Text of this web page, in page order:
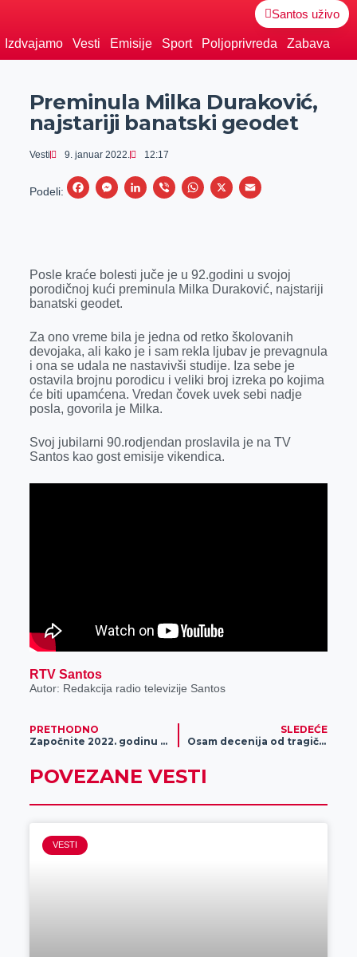
Santos uživo
Izdvajamo Vesti Emisije Sport Poljoprivreda Zabava
Preminula Milka Duraković,
najstariji banatski geodet
Vesti 9. januar 2022. 12:17
Podeli:
F
b
o
k
M
e
n
e
r
L
e
n
V
r
W
s
p
X
E
l
Posle kraće bolesti juče je u 92.godini u svojoj
porodičnoj kući preminula Milka Duraković, najstariji
banatski geodet.
Za ono vreme bila je jedna od retko školovanih
devojaka, ali kako je i sam rekla ljubav je prevagnula
i ona se udala ne nastavivši studije. Iza sebe je
ostavila brojnu porodicu i veliki broj izreka po kojima
će biti upamćena. Vredan čovek uvek sebi nadje
posla, govorila je Milka.
Svoj jubilarni 90.rodjendan proslavila je na TV
Santos kao gost emisije vikendica.
RTV Santos
Autor: Redakcija radio televizije Santos
PRETHODNO
Započnite 2022. godinu u novoj Mani odeći!
SLEDEĆE
Osam decenija od tragičnih ratnih događaja 1942. godine
POVEZANE VESTI
VESTI